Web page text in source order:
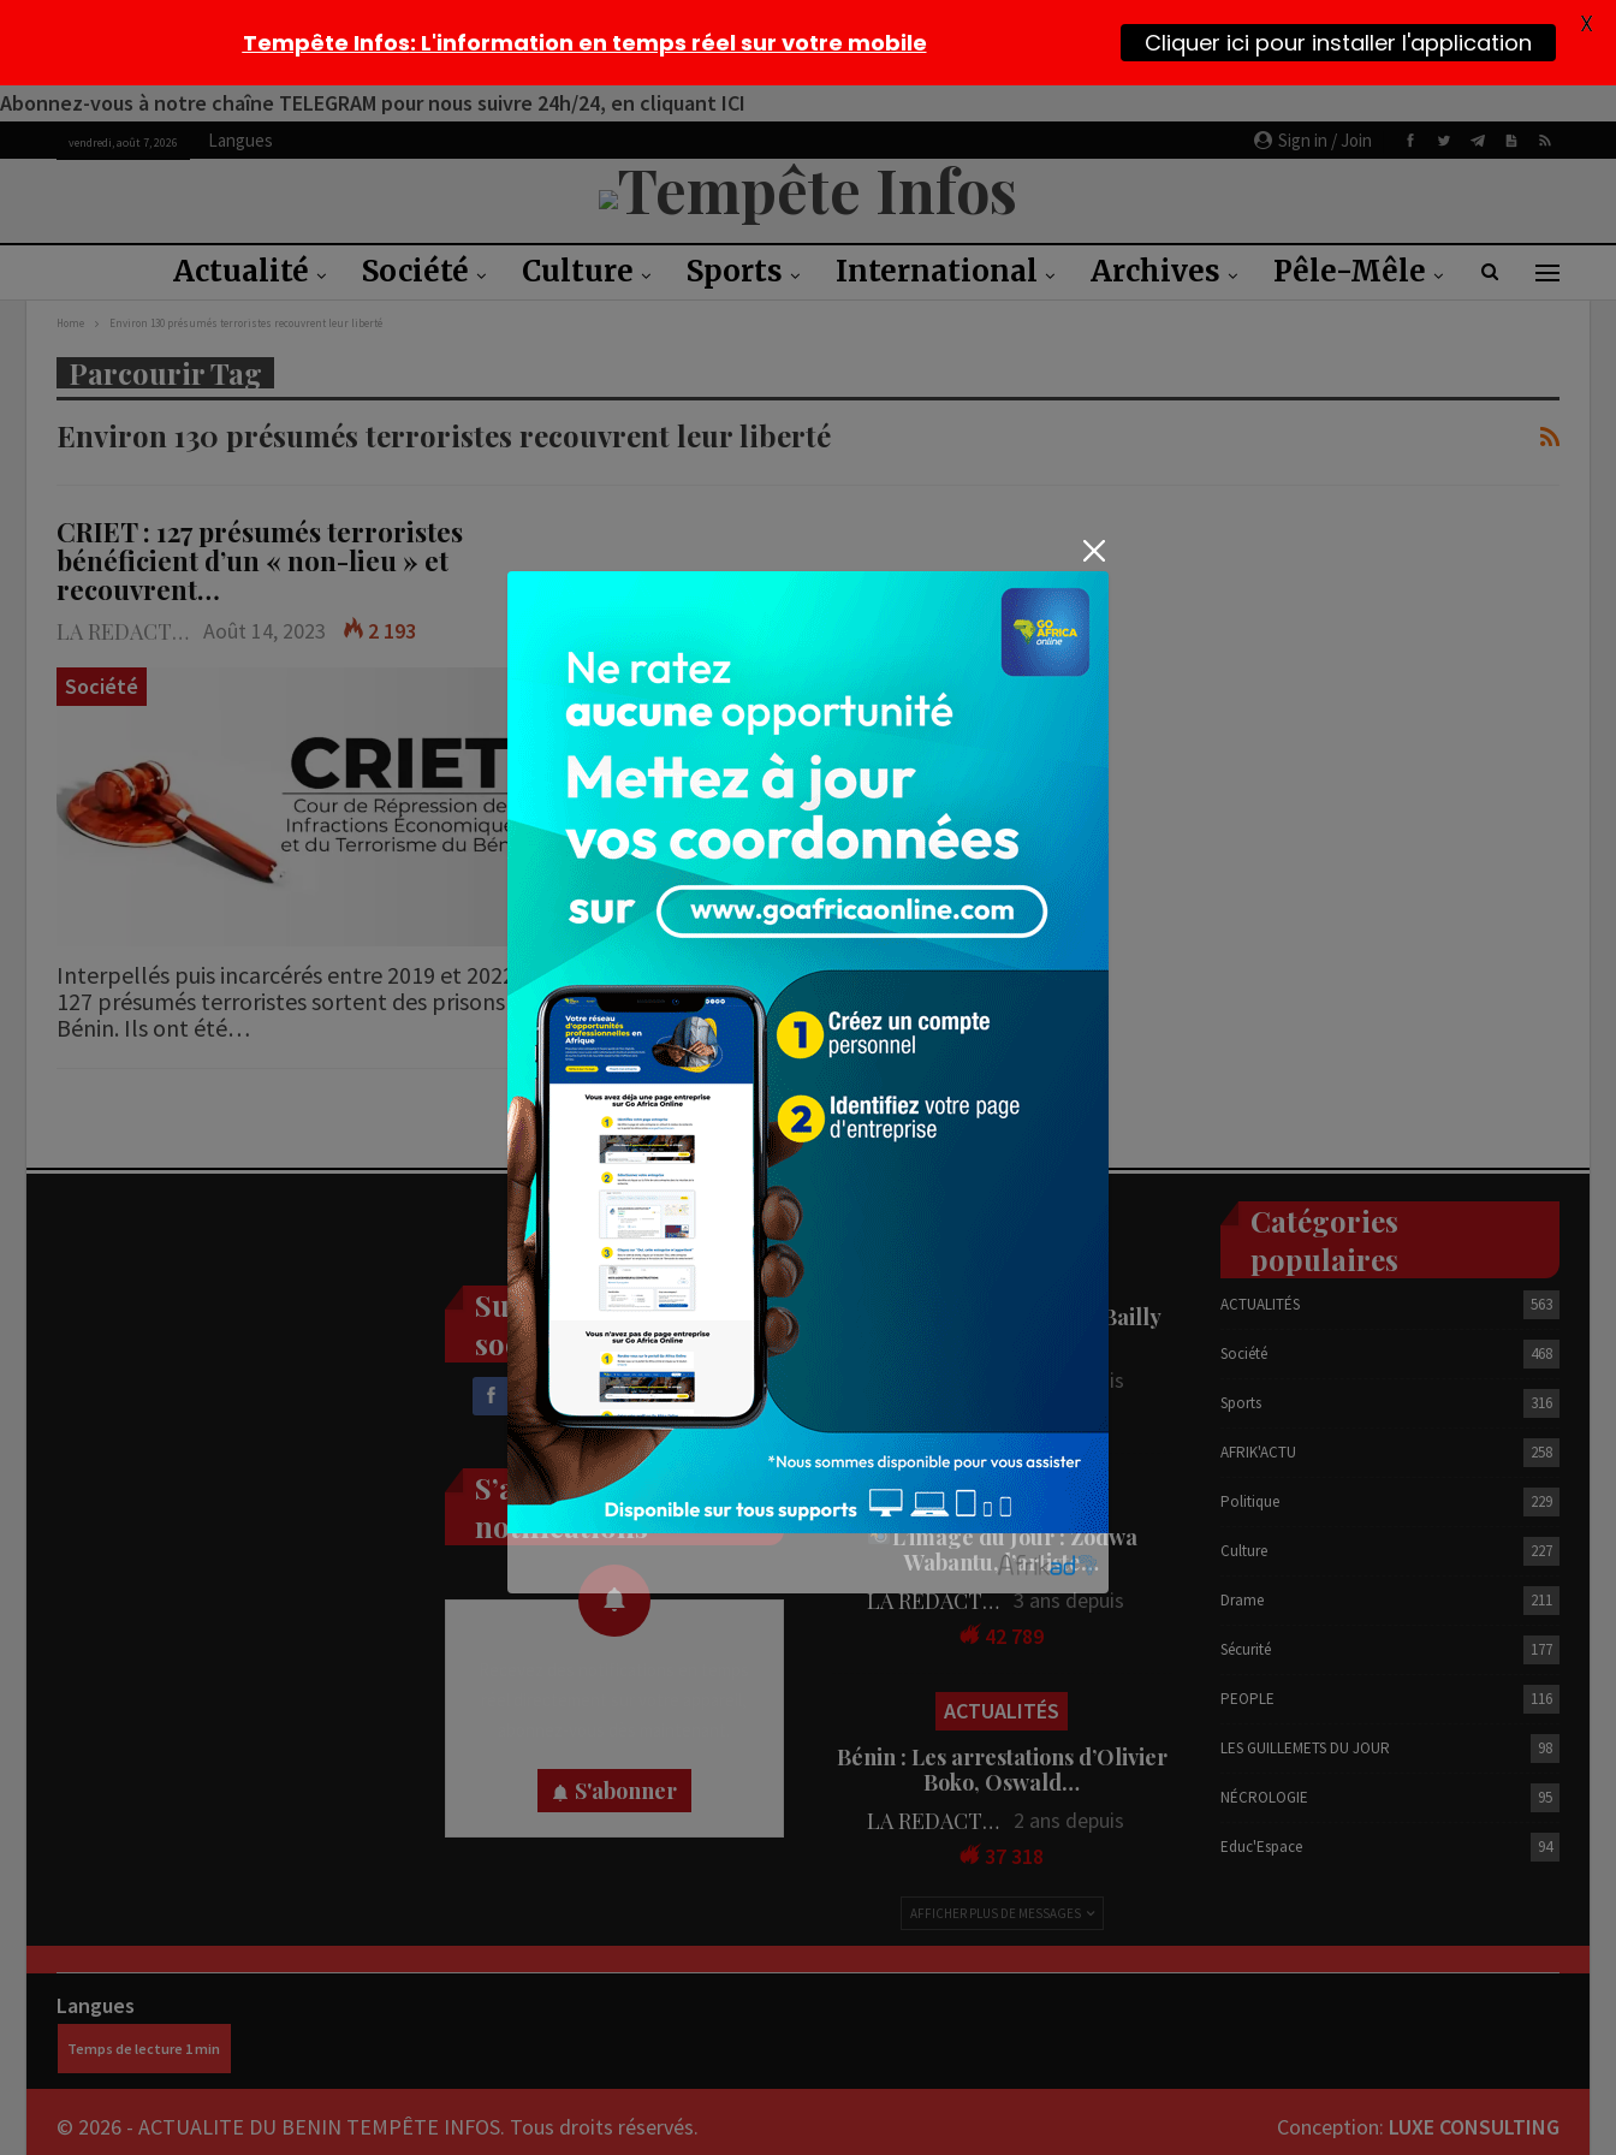
Abonnez-vous à notre chaîne TELEGRAM pour nous suivre 24h/24, en cliquant ICI
Sign in / Join
vendredi, août 7, 2026 Langues
Actualité Société Culture Sports International Archives Pêle-Mêle
Home Environ 130 présumés terroristes recouvrent leur liberté
Parcourir Tag
Environ 130 présumés terroristes recouvrent leur liberté
CRIET : 127 présumés terroristes
bénéficient d’un « non-lieu » et
recouvrent…
LA REDACTION Août 14, 2023
2 193
Société
Interpellés puis incarcérés entre 2019 et 2022,
127 présumés terroristes sortent des prisons du
Bénin. Ils ont été…
Suivez nos réseaux
sociaux
S’abonner aux
notifications
S'abonner
People : L’artiste Blanche Bailly
4 ans depuis
L'IMAGE DU JOUR
L’image du Jour : Zodwa
Wabantu, l’artiste…
LA REDACTION 3 ans depuis
42 789
ACTUALITÉS
Bénin : Les arrestations d’Olivier
Boko, Oswald…
LA REDACTION
2 ans depuis
37 318
AFFICHER PLUS DE MESSAGES
Catégories
populaires
ACTUALITÉS 563
Société 468
Sports 316
AFRIK'ACTU 258
Politique 229
Culture 227
Drame 211
Sécurité 177
PEOPLE 116
LES GUILLEMETS DU JOUR 98
NÉCROLOGIE 95
Educ'Espace 94
Langues
© 2026 - ACTUALITE DU BENIN TEMPÊTE INFOS. Tous droits réservés. Conception: LUXE CONSULTING
Tempête Infos: L'information en temps réel sur votre mobile Cliquer ici pour installer l'application
X